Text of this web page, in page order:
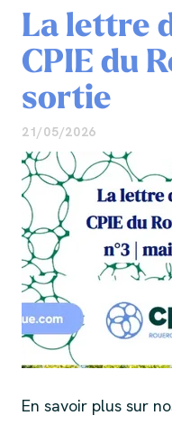
La lettre
CPIE du
sortie
21/05/2026
En savoir plus sur